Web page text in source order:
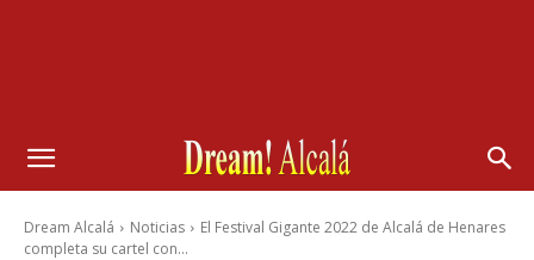
Dream Alcalá Noticias
El Festival Gigante 2022 de Alcalá de Henares
completa su cartel con...